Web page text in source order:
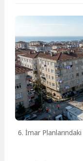
6. İmar